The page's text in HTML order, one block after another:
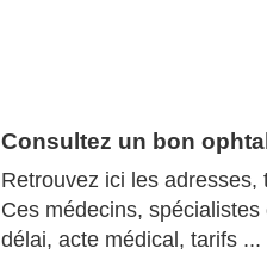
Consultez un bon
Retrouvez ici les
Ces médecins,
délai, acte médical, tarifs ...